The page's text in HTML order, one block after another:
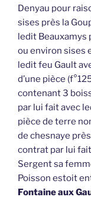
Denyau pour
sises près la
ledit Beauxamys
ou environ sises
ledit feu Gault
d’une pièce
contenant 3
par lui fait avec
pièce de terre
de chesnaye
contrat par lui
Sergent sa
Poisson estoit
Fontaine aux